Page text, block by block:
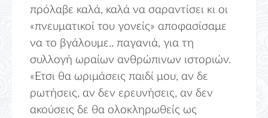
πρόλαβε καλά, καλά να σαραντίσει κι οι
«πνευματικοί του γονείς» αποφασίσαμε
να το βγάλουμε.. παγανιά, για τη
συλλογή ωραίων ανθρώπινων ιστοριών.
«Ετσι θα ωριμάσεις παιδί μου, αν δε
ρωτήσεις, αν δεν ερευνήσεις, αν δεν
ακούσεις δε θα ολοκληρωθείς ως